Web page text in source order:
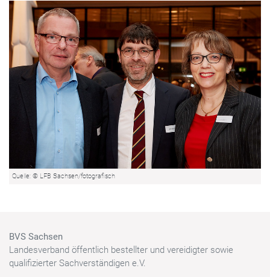
Quelle: © LFB Sachsen/fotografisch
BVS Sachsen
Landesverband öffentlich bestellter und vereidigter sowie
qualifizierter Sachverständigen e.V.